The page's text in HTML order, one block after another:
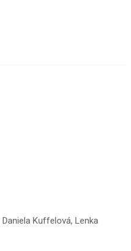
Kuffelová, Lenka